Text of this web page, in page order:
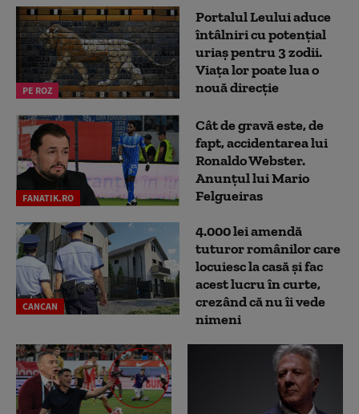
PE ROZ
Portalul Leului aduce
întâlniri cu potențial
uriaș pentru 3 zodii.
Viața lor poate lua o
nouă direcție
FANATIK.RO
Cât de gravă este, de
fapt, accidentarea lui
Ronaldo Webster.
Anunțul lui Mario
Felgueiras
CANCAN
4.000 lei amendă
tuturor românilor care
locuiesc la casă și fac
acest lucru în curte,
crezând că nu îi vede
nimeni